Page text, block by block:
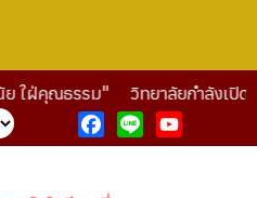
ใฝ่คุณธรรม" วิทยาลัยกำลังเปิ
Facebook
Line YouTube